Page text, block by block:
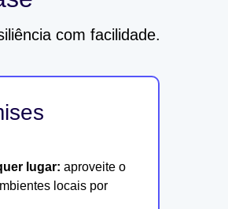
com facilidade.
lugar: aproveite o
locais por